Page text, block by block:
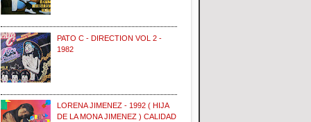
PATO C - DIRECTION VOL 2 -
1982
LORENA JIMENEZ - 1992 ( HIJA
DE LA MONA JIMENEZ ) CALIDAD